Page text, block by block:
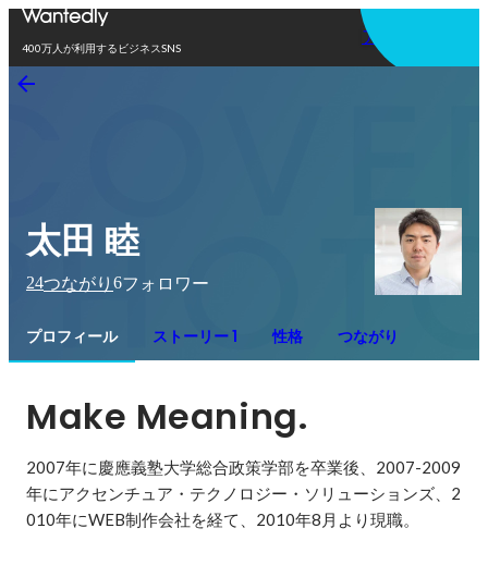
400万人が利用するビジネスSNS
アプリを使う
太田 睦
24つながり 6フォロワー
プロフィール ストーリー 1 性格 つながり
Make Meaning.
2007年に慶應義塾大学総合政策学部を卒業後、2007-2009
年にアクセンチュア・テクノロジー・ソリューションズ、2
010年にWEB制作会社を経て、2010年8月より現職。